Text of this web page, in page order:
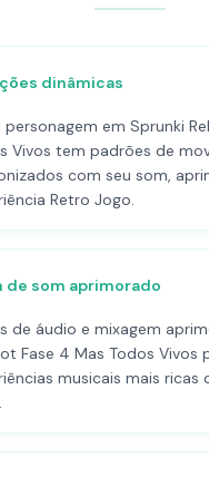
dinâmicas
personagem em Sprunki
Vivos tem padrões de
com seu som,
Retro Jogo.
de som aprimorado
de áudio e mixagem
Fase 4 Mas Todos Vivos
musicais mais ricas